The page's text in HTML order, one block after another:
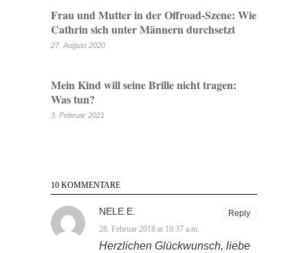
Frau und Mutter in der Offroad-Szene: Wie
Cathrin sich unter Männern durchsetzt
27. August 2020
Mein Kind will seine Brille nicht tragen:
Was tun?
3. Februar 2021
10 KOMMENTARE
Reply
NELE E.
28. Februar 2018 at 10:37 a.m.
Herzlichen Glückwunsch, liebe